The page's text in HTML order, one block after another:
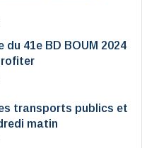
du 41e BD BOUM 2024
transports publics et
matin